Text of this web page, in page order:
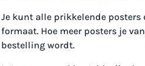
Je kunt alle prikkelende
formaat. Hoe meer posters je
bestelling wordt.